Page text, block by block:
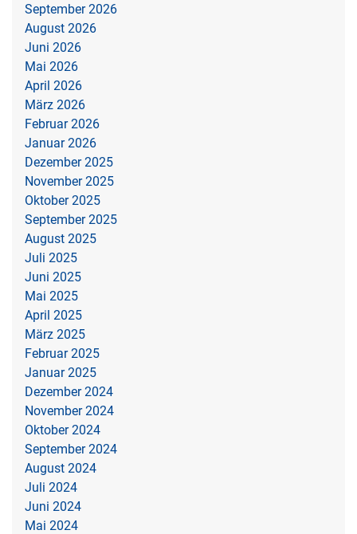
September 2026
August 2026
Juni 2026
Mai 2026
April 2026
März 2026
Februar 2026
Januar 2026
Dezember 2025
November 2025
Oktober 2025
September 2025
August 2025
Juli 2025
Juni 2025
Mai 2025
April 2025
März 2025
Februar 2025
Januar 2025
Dezember 2024
November 2024
Oktober 2024
September 2024
August 2024
Juli 2024
Juni 2024
Mai 2024